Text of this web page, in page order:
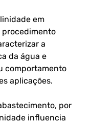
em
procedimento
a
da água e
comportamento
aplicações.
por
influencia